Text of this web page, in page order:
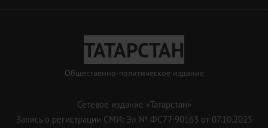
ТАТАРСТАН
Общественно-политическое издание
Сетевое издание «Татарстан»
Запись о регистрации СМИ: Эл № ФС77-90163 от 07.10.2025